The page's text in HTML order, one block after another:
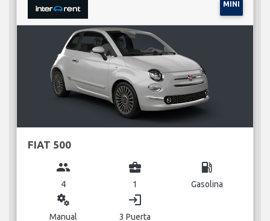
4 1 Gasolina
miscellaneous_services
Manual
login
3 Puerta